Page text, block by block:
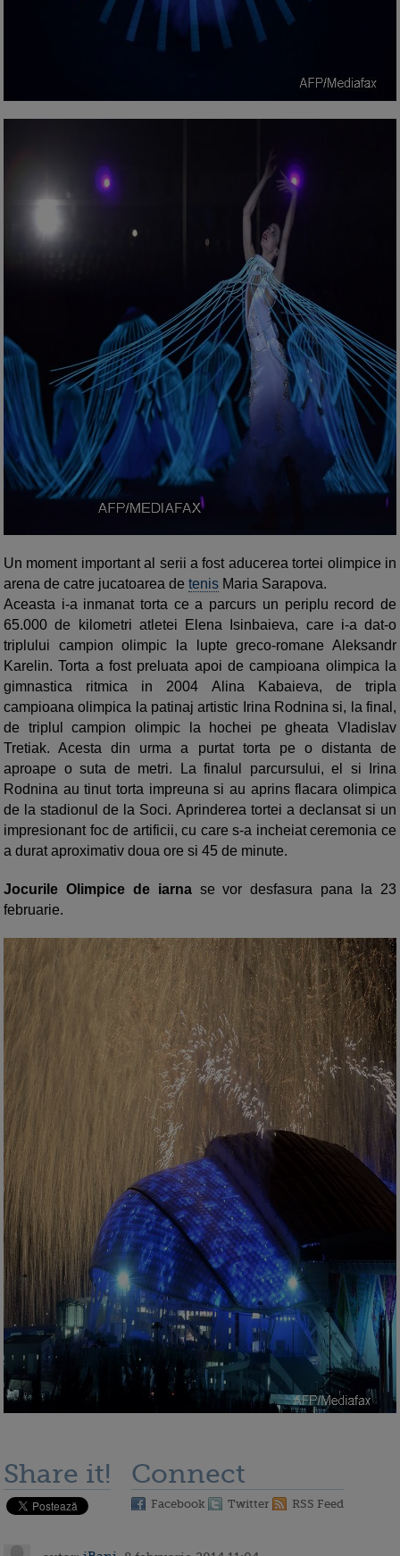
Un moment important al serii a fost aducerea tortei olimpice in
arena de catre jucatoarea de tenis Maria Sarapova.
Aceasta i-a inmanat torta ce a parcurs un periplu record de
65.000 de kilometri atletei Elena Isinbaieva, care i-a dat-o
triplului campion olimpic la lupte greco-romane Aleksandr
Karelin. Torta a fost preluata apoi de campioana olimpica la
gimnastica ritmica in 2004 Alina Kabaieva, de tripla
campioana olimpica la patinaj artistic Irina Rodnina si, la final,
de triplul campion olimpic la hochei pe gheata Vladislav
Tretiak. Acesta din urma a purtat torta pe o distanta de
aproape o suta de metri. La finalul parcursului, el si Irina
Rodnina au tinut torta impreuna si au aprins flacara olimpica
de la stadionul de la Soci. Aprinderea tortei a declansat si un
impresionant foc de artificii, cu care s-a incheiat ceremonia ce
a durat aproximativ doua ore si 45 de minute.
Jocurile Olimpice de iarnase vor desfasura pana la 23
februarie.
Share it! Connect
Facebook Twitter RSS Feed